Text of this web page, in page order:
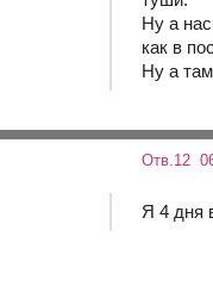
Ну а
как в
Ну а
Отв.12
Я 4 дня